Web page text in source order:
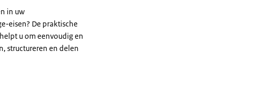
in uw
eisen? De praktische
u om eenvoudig en
structureren en delen